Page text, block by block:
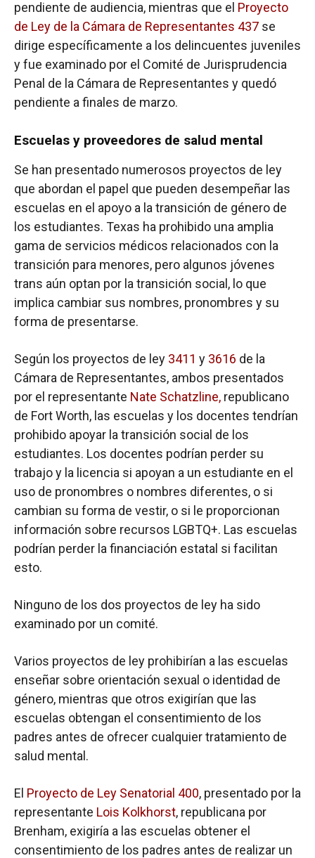
pendiente de audiencia, mientras que el Proyecto
de Ley de la Cámara de Representantes 437 se
dirige específicamente a los delincuentes juveniles
y fue examinado por el Comité de Jurisprudencia
Penal de la Cámara de Representantes y quedó
pendiente a finales de marzo.
Escuelas y proveedores de salud mental
Se han presentado numerosos proyectos de ley
que abordan el papel que pueden desempeñar las
escuelas en el apoyo a la transición de género de
los estudiantes. Texas ha prohibido una amplia
gama de servicios médicos relacionados con la
transición para menores, pero algunos jóvenes
trans aún optan por la transición social, lo que
implica cambiar sus nombres, pronombres y su
forma de presentarse.
Según los proyectos de ley 3411 y 3616 de la
Cámara de Representantes, ambos presentados
por el representante Nate Schatzline, republicano
de Fort Worth, las escuelas y los docentes tendrían
prohibido apoyar la transición social de los
estudiantes. Los docentes podrían perder su
trabajo y la licencia si apoyan a un estudiante en el
uso de pronombres o nombres diferentes, o si
cambian su forma de vestir, o si le proporcionan
información sobre recursos LGBTQ+. Las escuelas
podrían perder la financiación estatal si facilitan
esto.
Ninguno de los dos proyectos de ley ha sido
examinado por un comité.
Varios proyectos de ley prohibirían a las escuelas
enseñar sobre orientación sexual o identidad de
género, mientras que otros exigirían que las
escuelas obtengan el consentimiento de los
padres antes de ofrecer cualquier tratamiento de
salud mental.
El Proyecto de Ley Senatorial 400, presentado por la
representante Lois Kolkhorst, republicana por
Brenham, exigiría a las escuelas obtener el
consentimiento de los padres antes de realizar un